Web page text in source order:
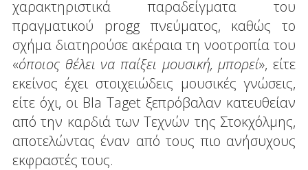
χαρακτηριστικά παραδείγματα του
πραγματικού progg πνεύματος, καθώς το
σχήμα διατηρούσε ακέραια τη νοοτροπία του
«όποιος θέλει να παίξει μουσική, μπορεί», είτε
εκείνος έχει στοιχειώδεις μουσικές γνώσεις,
είτε όχι, οι Bla Taget ξεπρόβαλαν κατευθείαν
από την καρδιά των Τεχνών της Στοκχόλμης,
αποτελώντας έναν από τους πιο ανήσυχους
εκφραστές τους.